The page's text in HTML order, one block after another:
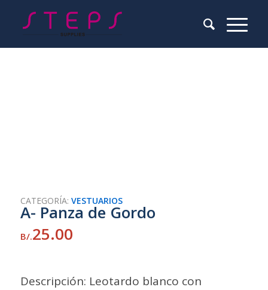
CATEGORÍA: VESTUARIOS
A- Panza de Gordo
B/.25.00
Descripción: Leotardo blanco con